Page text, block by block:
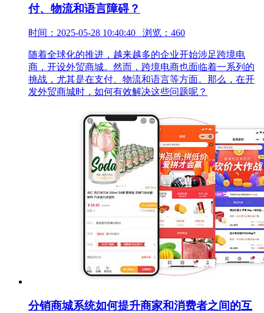
付、物流和语言障碍？
时间：2025-05-28 10:40:40 浏览：460
随着全球化的推进，越来越多的企业开始涉足跨境电
商，开设外贸商城。然而，跨境电商也面临着一系列的
挑战，尤其是在支付、物流和语言等方面。那么，在开
发外贸商城时，如何有效解决这些问题呢？
分销商城系统如何提升商家和消费者之间的互